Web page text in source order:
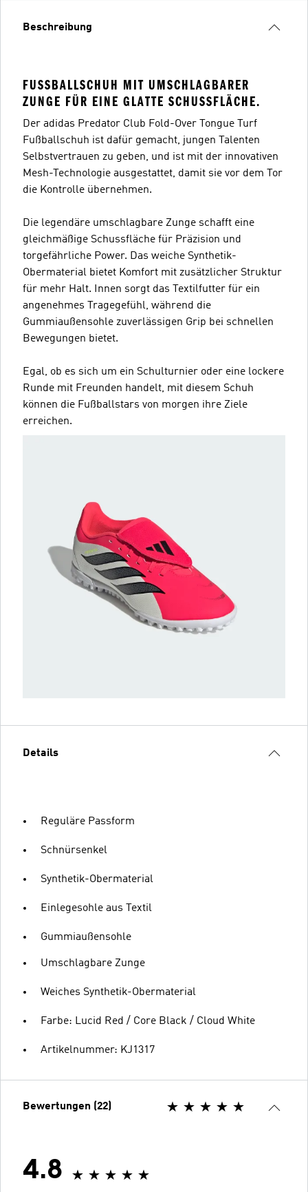
Beschreibung
FUSSBALLSCHUH MIT UMSCHLAGBARER Z
UNGE FÜR EINE GLATTE SCHUSSFLÄCHE.
Der adidas Predator Club Fold-Over Tongue Turf
Fußballschuh ist dafür gemacht, jungen Talenten
Selbstvertrauen zu geben, und ist mit der innovativen
Mesh-Technologie ausgestattet, damit sie vor dem Tor
die Kontrolle übernehmen.
Die legendäre umschlagbare Zunge schafft eine
gleichmäßige Schussfläche für Präzision und
torgefährliche Power. Das weiche Synthetik-
Obermaterial bietet Komfort mit zusätzlicher Struktur
für mehr Halt. Innen sorgt das Textilfutter für ein
angenehmes Tragegefühl, während die
Gummiaußensohle zuverlässigen Grip bei schnellen
Bewegungen bietet.
Egal, ob es sich um ein Schulturnier oder eine lockere
Runde mit Freunden handelt, mit diesem Schuh
können die Fußballstars von morgen ihre Ziele
erreichen.
Details
Reguläre Passform
Schnürsenkel
Synthetik-Obermaterial
Einlegesohle aus Textil
Gummiaußensohle
Umschlagbare Zunge
Weiches Synthetik-Obermaterial
Farbe: Lucid Red / Core Black / Cloud White
Artikelnummer: KJ1317
Bewertungen (22)
4.8